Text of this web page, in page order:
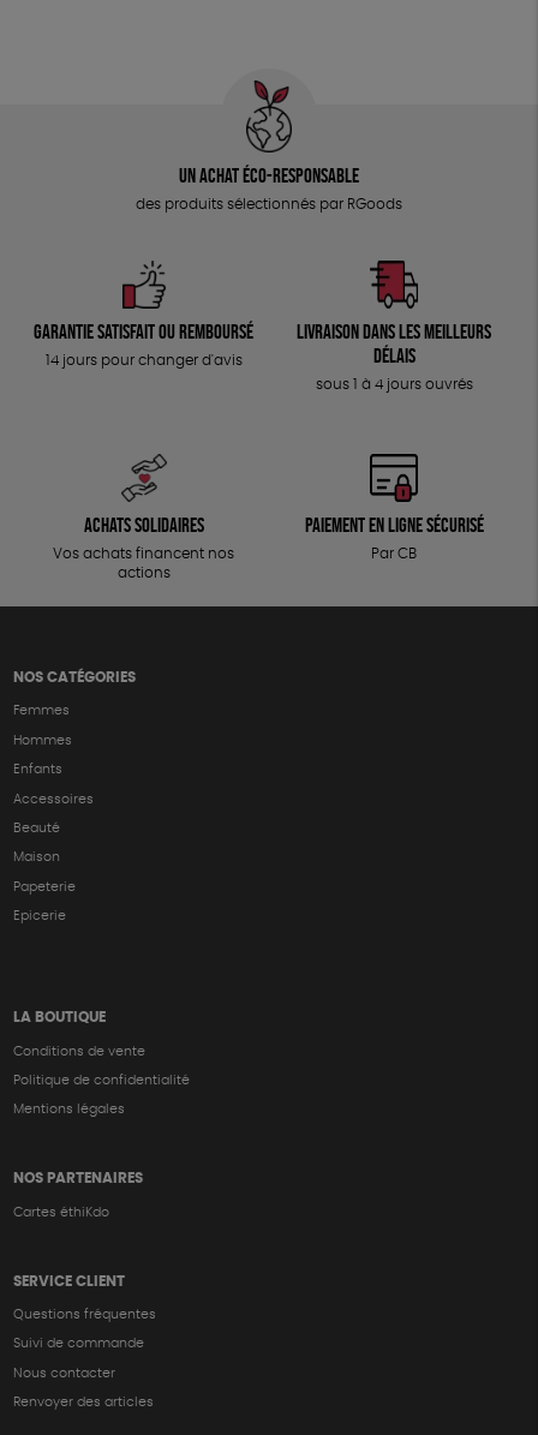
Un achat éco-responsable
des produits sélectionnés par RGoods
Garantie satisfait ou remboursé
14 jours pour changer d'avis
Livraison dans les meilleurs
délais
sous 1 à 4 jours ouvrés
Achats solidaires
Vos achats financent nos
actions
Paiement en ligne sécurisé
Par CB
NOS CATÉGORIES
Femmes
Hommes
Enfants
Accessoires
Beauté
Maison
Papeterie
Epicerie
LA BOUTIQUE
Conditions de vente
Politique de confidentialité
Mentions légales
NOS PARTENAIRES
Cartes éthiKdo
SERVICE CLIENT
Questions fréquentes
Suivi de commande
Nous contacter
Renvoyer des articles